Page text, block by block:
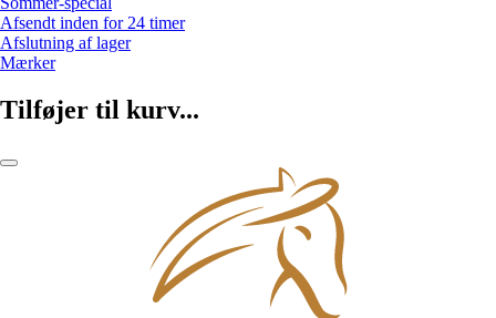
Afsendt inden for 24 timer
Afslutning af lager
Mærker
Tilføjer til kurv...